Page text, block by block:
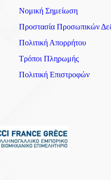
Νομική Σημείωση
Προστασία Προσωπικών
Πολιτική Απορρήτου
Τρόποι Πληρωμής
Πολιτική Επιστροφών